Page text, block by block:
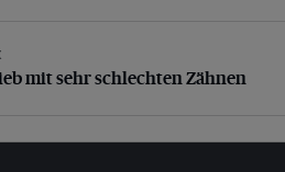
mit sehr schlechten Zähnen
mit sehr schlechten Zähnen